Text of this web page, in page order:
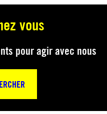
vous
pour agir avec nous